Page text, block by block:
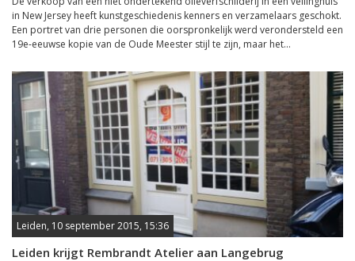
in New Jersey heeft kunstgeschiedenis kenners en verzamelaars geschokt.
Een portret van drie personen die oorspronkelijk werd verondersteld een
19e-eeuwse kopie van de Oude Meester stijl te zijn, maar het...
Leiden, 10 september 2015, 15:36
Leiden krijgt Rembrandt Atelier aan Langebrug